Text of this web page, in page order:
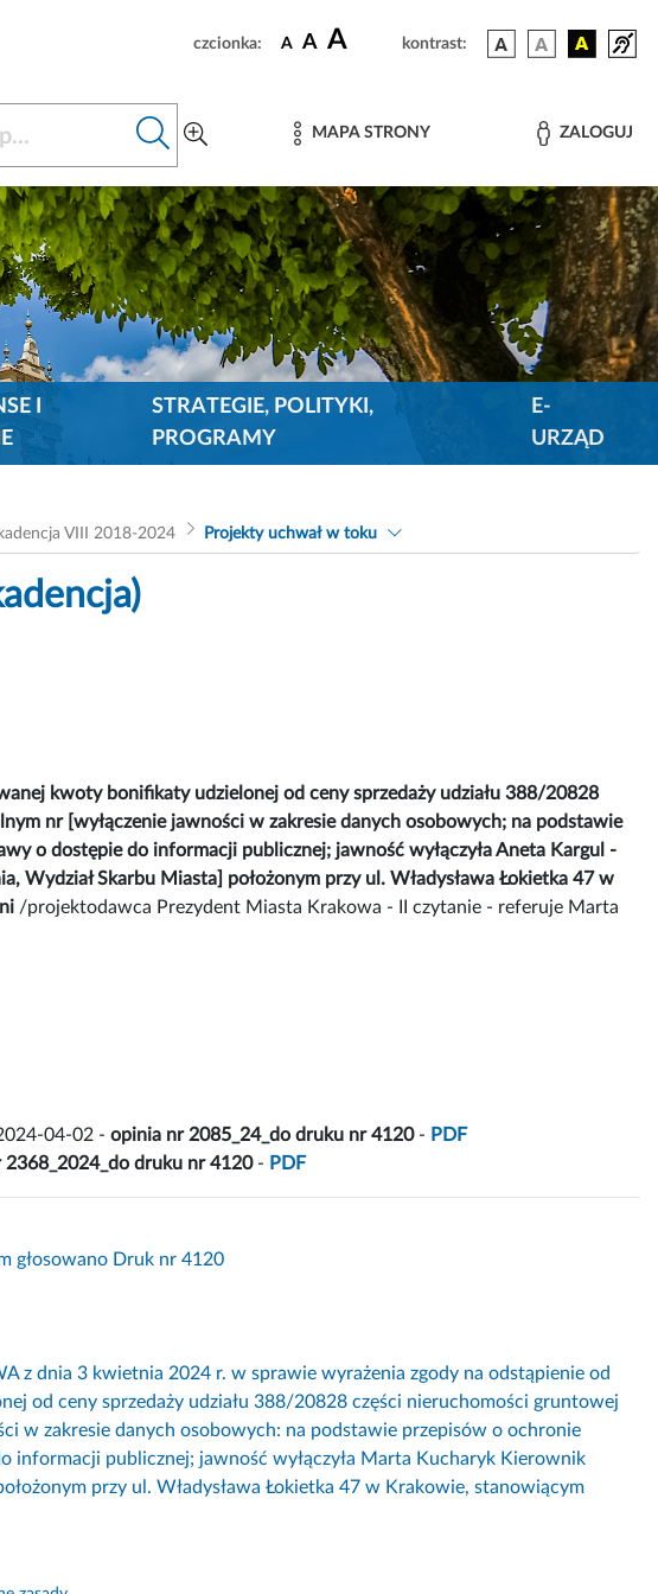
czcionka: A A A kontrast:
MAPA STRONY ZALOGUJ
I
STRATEGIE, POLITYKI,
PROGRAMY
E-
URZĄD
VIII 2018-2024 Projekty uchwał w toku
kwoty bonifikaty udzielonej od ceny sprzedaży udziału 388/20828
nr [wyłączenie jawności w zakresie danych osobowych; na podstawie
o dostępie do informacji publicznej; jawność wyłączyła Aneta Kargul -
Wydział Skarbu Miasta] położonym przy ul. Władysława Łokietka 47 w
/projektodawca Prezydent Miasta Krakowa - II czytanie - referuje Marta
04-02 - opinia nr 2085_24_do druku nr 4120- PDF
2368_2024_do druku nr 4120- PDF
głosowano Druk nr 4120
z dnia 3 kwietnia 2024 r. w sprawie wyrażenia zgody na odstąpienie od
od ceny sprzedaży udziału 388/20828 części nieruchomości gruntowej
w zakresie danych osobowych: na podstawie przepisów o ochronie
informacji publicznej; jawność wyłączyła Marta Kucharyk Kierownik
przy ul. Władysława Łokietka 47 w Krakowie, stanowiącym